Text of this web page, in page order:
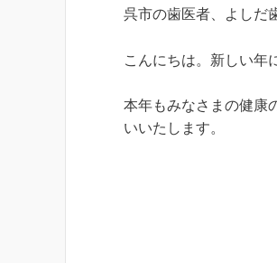
呉市の歯医者、よしだ
こんにちは。新しい年
本年もみなさまの健康
いいたします。